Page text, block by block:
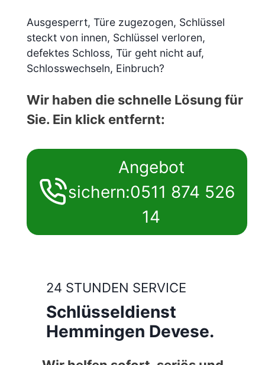
Ausgesperrt, Türe zugezogen, Schlüssel
steckt von innen, Schlüssel verloren,
defektes Schloss, Tür geht nicht auf,
Schlosswechseln, Einbruch?
Wir haben die schnelle Lösung für
Sie. Ein klick entfernt:
Angebot
sichern:0511 874 526
14
24 STUNDEN SERVICE
Schlüsseldienst
Hemmingen Devese.